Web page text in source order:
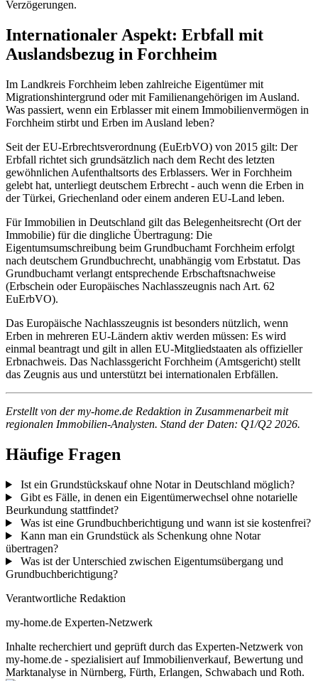
Verzögerungen.
Internationaler Aspekt: Erbfall mit
Auslandsbezug in Forchheim
Im Landkreis Forchheim leben zahlreiche Eigentümer mit
Migrationshintergrund oder mit Familienangehörigen im Ausland.
Was passiert, wenn ein Erblasser mit einem Immobilienvermögen in
Forchheim stirbt und Erben im Ausland leben?
Seit der EU-Erbrechtsverordnung (EuErbVO) von 2015 gilt: Der
Erbfall richtet sich grundsätzlich nach dem Recht des letzten
gewöhnlichen Aufenthaltsorts des Erblassers. Wer in Forchheim
gelebt hat, unterliegt deutschem Erbrecht - auch wenn die Erben in
der Türkei, Griechenland oder einem anderen EU-Land leben.
Für Immobilien in Deutschland gilt das Belegenheitsrecht (Ort der
Immobilie) für die dingliche Übertragung: Die
Eigentumsumschreibung beim Grundbuchamt Forchheim erfolgt
nach deutschem Grundbuchrecht, unabhängig vom Erbstatut. Das
Grundbuchamt verlangt entsprechende Erbschaftsnachweise
(Erbschein oder Europäisches Nachlasszeugnis nach Art. 62
EuErbVO).
Das Europäische Nachlasszeugnis ist besonders nützlich, wenn
Erben in mehreren EU-Ländern aktiv werden müssen: Es wird
einmal beantragt und gilt in allen EU-Mitgliedstaaten als offizieller
Erbnachweis. Das Nachlassgericht Forchheim (Amtsgericht) stellt
das Zeugnis aus und unterstützt bei internationalen Erbfällen.
Erstellt von der my-home.de Redaktion in Zusammenarbeit mit
regionalen Immobilien-Analysten. Stand der Daten: Q1/Q2 2026.
Häufige Fragen
Ist ein Grundstückskauf ohne Notar in Deutschland möglich?
Gibt es Fälle, in denen ein Eigentümerwechsel ohne notarielle
Beurkundung stattfindet?
Was ist eine Grundbuchberichtigung und wann ist sie kostenfrei?
Kann man ein Grundstück als Schenkung ohne Notar
übertragen?
Was ist der Unterschied zwischen Eigentumsübergang und
Grundbuchberichtigung?
Verantwortliche Redaktion
my-home.de Experten-Netzwerk
Inhalte recherchiert und geprüft durch das Experten-Netzwerk von
my-home.de - spezialisiert auf Immobilienverkauf, Bewertung und
Marktanalyse in Nürnberg, Fürth, Erlangen, Schwabach und Roth.